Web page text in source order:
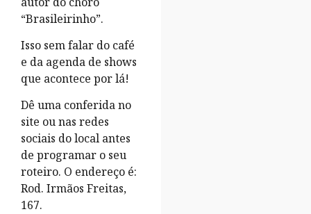
“Brasileirinho”.
Isso sem falar do café
e da agenda de shows
que acontece por lá!
Dê uma conferida no
site ou nas redes
sociais do local antes
de programar o seu
roteiro. O endereço é:
Rod. Irmãos Freitas,
167.